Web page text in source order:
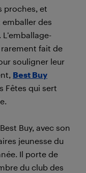
proches, et
des
rarement fait de
souligner leur
Best Buy
Fêtes qui sert
Buy, avec son
jeunesse du
Il porte de
du club des